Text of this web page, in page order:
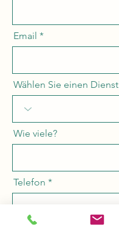
Email
Wählen Sie einen Dienst
Wie viele?
Telefon